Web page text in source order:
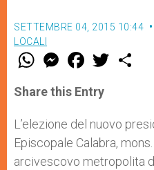
SETTEMBRE 04, 2015 10:44
LOCALI
W
t
s
p
p
M
e
s
e
g
e
r
F
a
e
b
o
k
w
r
Share this Entry
L’elezione del nuovo
Episcopale Calabra,
arcivescovo metropolita